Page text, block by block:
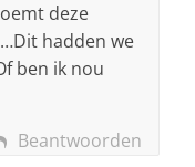
deze
hadden we
ben ik nou
Beantwoorden